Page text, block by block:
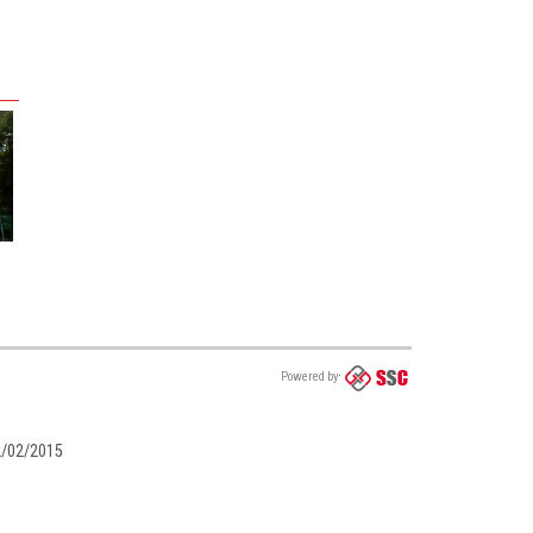
Powered by
02/2015